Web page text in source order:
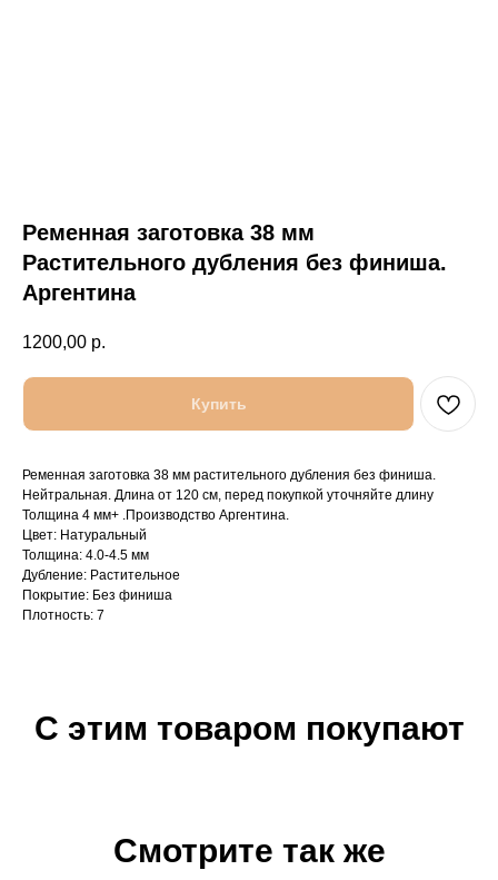
Ременная заготовка 38 мм
Растительного дубления без финиша.
Аргентина
1200,00 р.
Купить
Ременная заготовка 38 мм растительного дубления без финиша.
Нейтральная. Длина от 120 см, перед покупкой уточняйте длину
Толщина 4 мм+ .Производство Аргентина.
Цвет: Натуральный
Толщина: 4.0-4.5 мм
Дубление: Растительное
Покрытие: Без финиша
Плотность: 7
С этим товаром покупают
Смотрите так же